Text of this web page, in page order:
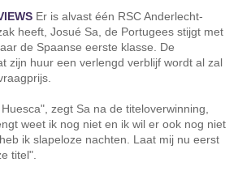
Er is alvast één RSC Anderlecht-
heeft, Josué Sa, de Portugees stijgt met
de Spaanse eerste klasse. De
zijn huur een verlengd verblijf wordt al zal
zegt Sa na de titeloverwinning,
weet ik nog niet en ik wil er ook nog niet
ik slapeloze nachten. Laat mij nu eerst
titel".